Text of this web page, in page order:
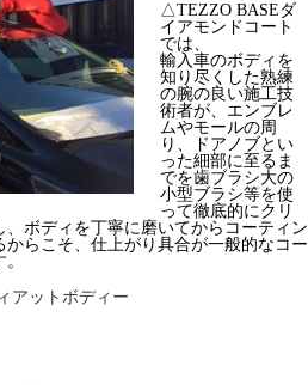
△TEZZO BASEダ
イアモンドコート
では、
輸入車のボディを
知り尽くした熟練
の腕の良い施工技
術者が、エンブレ
ムやモールの周
り、ドアノブとい
った細部に至るま
でを歯ブラシ大の
小型ブラシ等を使
って徹底的にクリ
ボディを丁寧に磨いてからコーティン
らこそ、仕上がり具合が一般的なコー